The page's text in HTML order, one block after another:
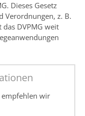
Dieses Gesetz
Verordnungen, z. B.
das DVPMG weit
empfehlen wir